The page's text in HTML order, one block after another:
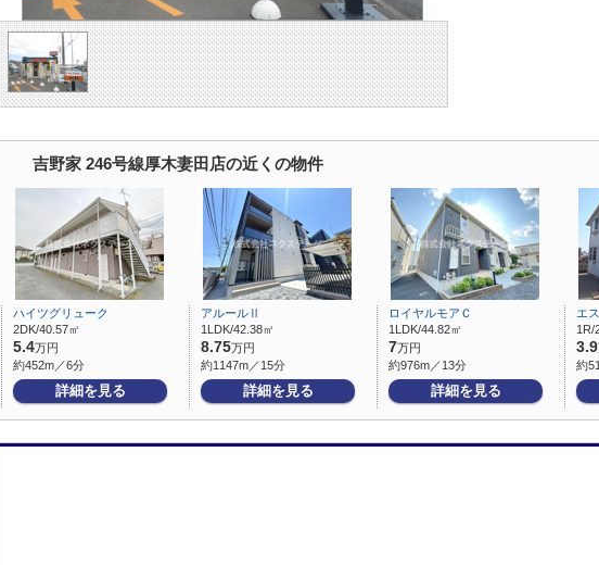
吉野家 246号線厚木妻田店の近くの物件
ハイツグリューク
2DK/40.57㎡
5.4万円
約452m／6分
詳細を見る
アルールⅡ
1LDK/42.38㎡
8.75万円
約1147m／15分
詳細を見る
ロイヤルモアＣ
1LDK/44.82㎡
7万円
約976m／13分
詳細を見る
エ
1R/
3.9
約